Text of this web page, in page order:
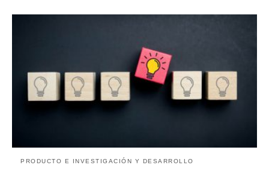
PRODUCTO E INVESTIGACIÓN Y DESARROLLO